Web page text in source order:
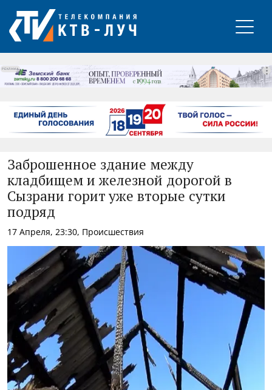
РЕКЛАМА
Заброшенное здание между
кладбищем и железной дорогой в
Сызрани горит уже вторые сутки
подряд
17 Апреля, 23:30, Происшествия